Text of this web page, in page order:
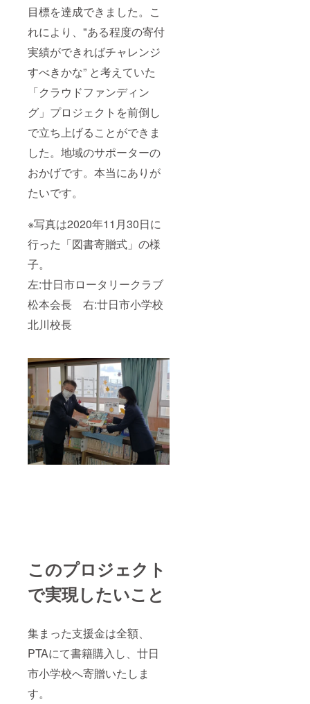
目標を達成できました。こ
れにより、"ある程度の寄付
実績ができればチャレンジ
すべきかな” と考えていた
「クラウドファンディン
グ」プロジェクトを前倒し
で立ち上げることができま
した。地域のサポーターの
おかげです。本当にありが
たいです。
※写真は2020年11月30日に
行った「図書寄贈式」の様
子。
左:廿日市ロータリークラブ
松本会長 右:廿日市小学校
北川校長
このプロジェクト
で実現したいこと
集まった支援金は全額、
PTAにて書籍購入し、廿日
市小学校へ寄贈いたしま
す。